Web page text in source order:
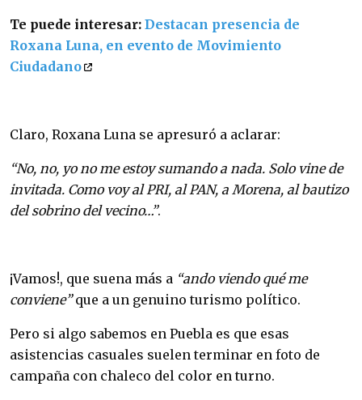
Te puede interesar: Destacan presencia de
Roxana Luna, en evento de Movimiento
Ciudadano
Claro, Roxana Luna se apresuró a aclarar:
“No, no, yo no me estoy sumando a nada. Solo vine de
invitada. Como voy al PRI, al PAN, a Morena, al bautizo
del sobrino del vecino…”.
¡Vamos!, que suena más a “ando viendo qué me
conviene”que a un genuino turismo político.
Pero si algo sabemos en Puebla es que esas
asistencias casuales suelen terminar en foto de
campaña con chaleco del color en turno.